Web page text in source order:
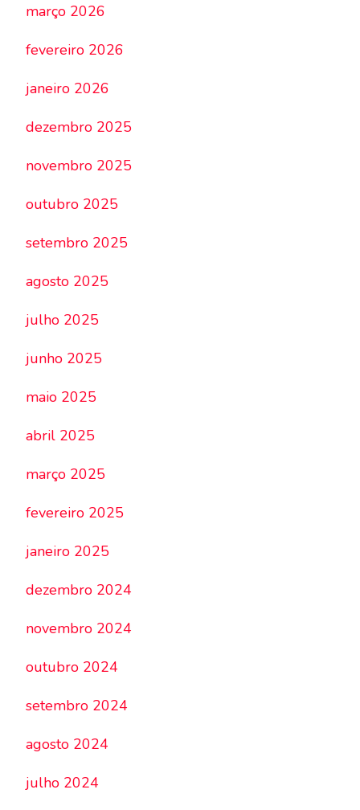
março 2026
fevereiro 2026
janeiro 2026
dezembro 2025
novembro 2025
outubro 2025
setembro 2025
agosto 2025
julho 2025
junho 2025
maio 2025
abril 2025
março 2025
fevereiro 2025
janeiro 2025
dezembro 2024
novembro 2024
outubro 2024
setembro 2024
agosto 2024
julho 2024